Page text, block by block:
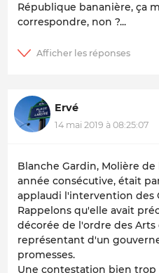
République bananière, ça
correspondre, non ?...
Ervé
14 mai 2019 à 08:25:07
Blanche Gardin, Molière
année consécutive, était
applaudi l'intervention des
Rappelons qu'elle avait
décorée de l'ordre des Arts
représentant d'un
promesses.
Une contestation bien trop